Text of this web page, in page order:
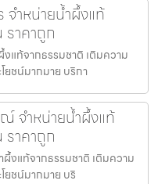
จำหน่ายน้ำผึ้งแท้
าคาถูก
แท้จากธรรมชาติ เติมความ
ยชน์มากมาย บริกา
จำหน่ายน้ำผึ้งแท้
าคาถูก
งแท้จากธรรมชาติ เติมความ
ยชน์มากมาย บริ